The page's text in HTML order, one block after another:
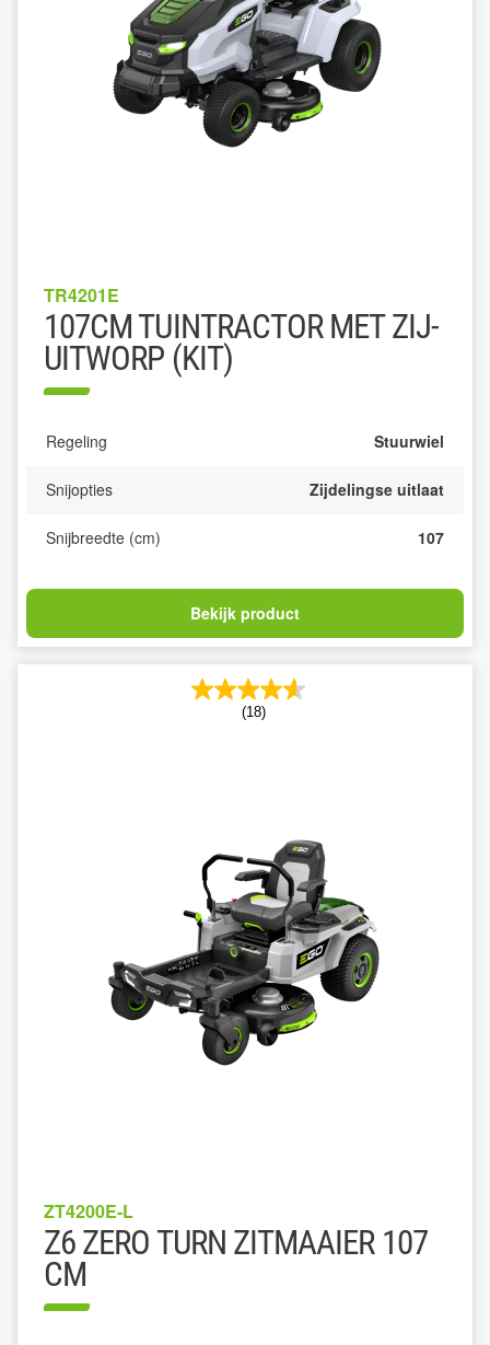
TR4201E
107CM TUINTRACTOR MET ZIJ-
UITWORP (KIT)
Regeling Stuurwiel
Snijopties Zijdelingse uitlaat
Snijbreedte (cm) 107
Bekijk product
(18)
ZT4200E-L
Z6 ZERO TURN ZITMAAIER 107
CM